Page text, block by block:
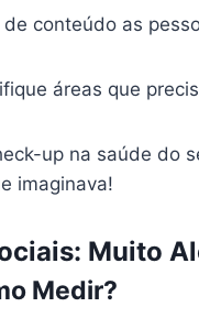
conteúdo as
áreas que
up na saúde do
imaginava!
Muito
Medir?